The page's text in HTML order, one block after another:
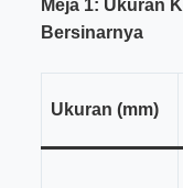
Meja 1: Ukuran
Bersinarnya
Ukuran (mm)